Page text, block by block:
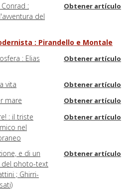
Conrad :
del
Obtener artículo
: Pirandello e Montale
: Elias
Obtener artículo
vita Obtener artículo
mare Obtener artículo
: il triste
nel
Obtener artículo
e di un
del photo-text
; Ghirri-
Obtener artículo